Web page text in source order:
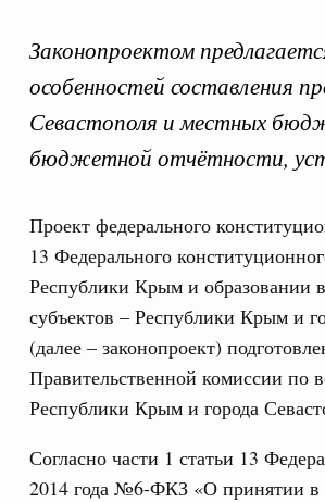
Законопроектом
особенностей составления
Севастополя и местных
бюджетной отчётности,
Проект федерального
13 Федерального
Республики Крым и образовании
субъектов – Республики Крым и
(далее – законопроект)
Правительственной комиссии по
Республики Крым и города
Согласно части 1 статьи 13
2014 года №6-ФКЗ «О принятии
29 декабря 2025, понедельник
Правовые вопросы работы
утвердило план
на 2026 год
23 декабря 2024, понедельник